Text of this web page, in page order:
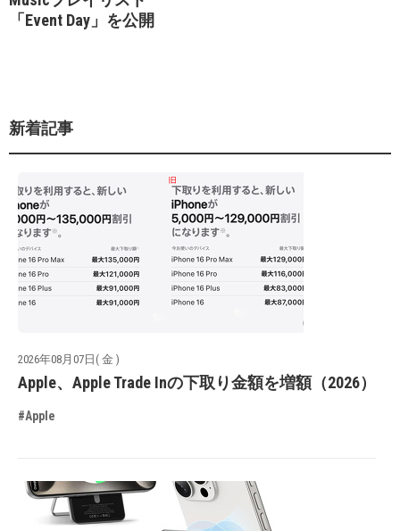
「Event Day」を公開
新着記事
2026年08月07日( 金 )
Apple、Apple Trade Inの下取り金額を増額（2026）
#Apple